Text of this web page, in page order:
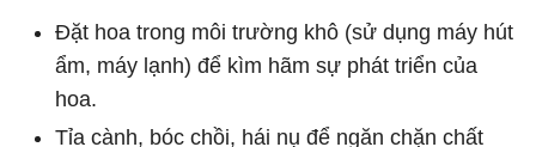
Đặt hoa trong môi trường khô (sử dụng máy hút
ẩm, máy lạnh) để kìm hãm sự phát triển của
hoa.
Tỉa cành, bóc chồi, hái nụ để ngăn chặn chất